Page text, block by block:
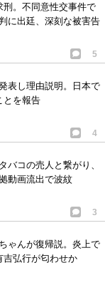
刑。不同意性交事件で
に出廷、深刻な被害告
5
表し理由説明。日本で
とを報告
4
バコの売人と繋がり、
動画流出で波紋
3
ゃんが復帰説。炎上で
吉弘行が匂わせか